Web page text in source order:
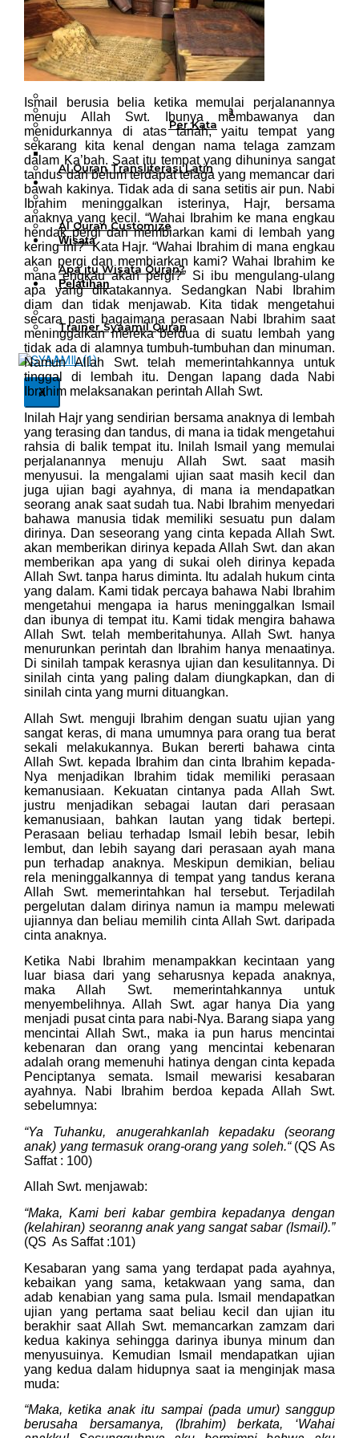
Al Quran Tajwid Terjemah
Bukhara A6
Al Quran Tajwid Terjemah
Bukhara A5
Al Quran Tajwid Terjemah
Bukhara B5
Al Quran Spesial Wanita
Al Quran Spesial Wanita Azalia
Al Quran Terjemah Per Kata
Al Quran Tilawah
Mushaf Tilawah Quba
Al Quran Transliterasi Latin
Kemitraan
Rumah Syaamil
Wholesale & Retail
Al Quran Customize
Wisata
Quran
Apa itu Wisata Quran?
Pelatihan
Kequranan
Apa itu Pelatihan Quran?
Trainer Syaamil Quran
X
Ismail berusia belia ketika memulai perjalanannya
menuju Allah Swt. Ibunya membawanya dan
menidurkannya di atas tanah, yaitu tempat yang
sekarang kita kenal dengan nama telaga zamzam
dalam Ka’bah. Saat itu tempat yang dihuninya sangat
tandus dan belum terdapat telaga yang memancar dari
bawah kakinya. Tidak ada di sana setitis air pun. Nabi
Ibrahim meninggalkan isterinya, Hajr, bersama
anaknya yang kecil. “Wahai Ibrahim ke mana engkau
hendak pergi dan membiarkan kami di lembah yang
kering ini?” Kata Hajr. “Wahai Ibrahim di mana engkau
akan pergi dan membiarkan kami? Wahai Ibrahim ke
mana engkau akan pergi?” Si ibu mengulang-ulang
apa yang dikatakannya. Sedangkan Nabi Ibrahim
diam dan tidak menjawab. Kita tidak mengetahui
secara pasti bagaimana perasaan Nabi Ibrahim saat
meninggalkan mereka berdua di suatu lembah yang
tidak ada di alamnya tumbuh-tumbuhan dan minuman.
Namun Allah Swt. telah memerintahkannya untuk
tinggal di lembah itu. Dengan lapang dada Nabi
Ibrahim melaksanakan perintah Allah Swt.
Inilah Hajr yang sendirian bersama anaknya di lembah
yang terasing dan tandus, di mana ia tidak mengetahui
rahsia di balik tempat itu. Inilah Ismail yang memulai
perjalanannya menuju Allah Swt. saat masih
menyusui. Ia mengalami ujian saat masih kecil dan
juga ujian bagi ayahnya, di mana ia mendapatkan
seorang anak saat sudah tua. Nabi Ibrahim menyedari
bahawa manusia tidak memiliki sesuatu pun dalam
dirinya. Dan seseorang yang cinta kepada Allah Swt.
akan memberikan dirinya kepada Allah Swt. dan akan
memberikan apa yang di sukai oleh dirinya kepada
Allah Swt. tanpa harus diminta. Itu adalah hukum cinta
yang dalam. Kami tidak percaya bahawa Nabi Ibrahim
mengetahui mengapa ia harus meninggalkan Ismail
dan ibunya di tempat itu. Kami tidak mengira bahawa
Allah Swt. telah memberitahunya. Allah Swt. hanya
menurunkan perintah dan Ibrahim hanya menaatinya.
Di sinilah tampak kerasnya ujian dan kesulitannya. Di
sinilah cinta yang paling dalam diungkapkan, dan di
sinilah cinta yang murni dituangkan.
Allah Swt. menguji Ibrahim dengan suatu ujian yang
sangat keras, di mana umumnya para orang tua berat
sekali melakukannya. Bukan bererti bahawa cinta
Allah Swt. kepada Ibrahim dan cinta Ibrahim kepada-
Nya menjadikan Ibrahim tidak memiliki perasaan
kemanusiaan. Kekuatan cintanya pada Allah Swt.
justru menjadikan sebagai lautan dari perasaan
kemanusiaan, bahkan lautan yang tidak bertepi.
Perasaan beliau terhadap Ismail lebih besar, lebih
lembut, dan lebih sayang dari perasaan ayah mana
pun terhadap anaknya. Meskipun demikian, beliau
rela meninggalkannya di tempat yang tandus kerana
Allah Swt. memerintahkan hal tersebut. Terjadilah
pergelutan dalam dirinya namun ia mampu melewati
ujiannya dan beliau memilih cinta Allah Swt. daripada
cinta anaknya.
Ketika Nabi Ibrahim menampakkan kecintaan yang
luar biasa dari yang seharusnya kepada anaknya,
maka Allah Swt. memerintahkannya untuk
menyembelihnya. Allah Swt. agar hanya Dia yang
menjadi pusat cinta para nabi-Nya. Barang siapa yang
mencintai Allah Swt., maka ia pun harus mencintai
kebenaran dan orang yang mencintai kebenaran
adalah orang memenuhi hatinya dengan cinta kepada
Penciptanya semata. Ismail mewarisi kesabaran
ayahnya. Nabi Ibrahim berdoa kepada Allah Swt.
sebelumnya:
“Ya Tuhanku, anugerahkanlah kepadaku (seorang
anak) yang termasuk orang-orang yang soleh.“(QS As
Saffat : 100)
Allah Swt. menjawab:
“Maka, Kami beri kabar gembira kepadanya dengan
(kelahiran) seoranng anak yang sangat sabar (Ismail).”
(QS As Saffat :101)
Kesabaran yang sama yang terdapat pada ayahnya,
kebaikan yang sama, ketakwaan yang sama, dan
adab kenabian yang sama pula. Ismail mendapatkan
ujian yang pertama saat beliau kecil dan ujian itu
berakhir saat Allah Swt. memancarkan zamzam dari
kedua kakinya sehingga darinya ibunya minum dan
menyusuinya. Kemudian Ismail mendapatkan ujian
yang kedua dalam hidupnya saat ia menginjak masa
muda:
“Maka, ketika anak itu sampai (pada umur) sanggup
berusaha bersamanya, (Ibrahim) berkata, ‘Wahai